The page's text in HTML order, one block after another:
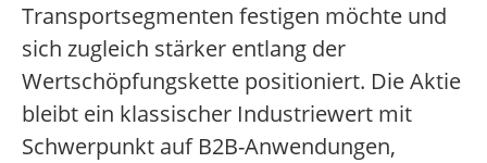
Transportsegmenten festigen möchte und
sich zugleich stärker entlang der
Wertschöpfungskette positioniert. Die Aktie
bleibt ein klassischer Industriewert mit
Schwerpunkt auf B2B-Anwendungen,